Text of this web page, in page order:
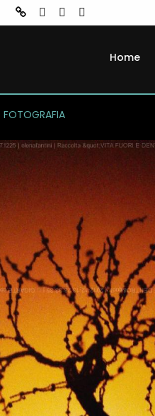
Home
FOTOGRAFIA